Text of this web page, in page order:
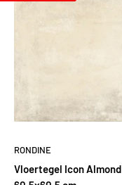
RONDINE
Vloertegel Icon Almond